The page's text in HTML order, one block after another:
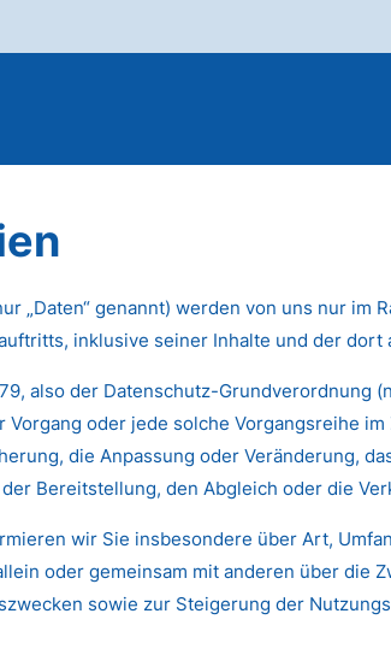
„Daten“ genannt) werden von uns nur
inklusive seiner Inhalte und der dort
also der Datenschutz-Grundverordnung
oder jede solche Vorgangsreihe
die Anpassung oder Veränderung,
Bereitstellung, den Abgleich oder die
wir Sie insbesondere über Art,
oder gemeinsam mit anderen über die
sowie zur Steigerung der